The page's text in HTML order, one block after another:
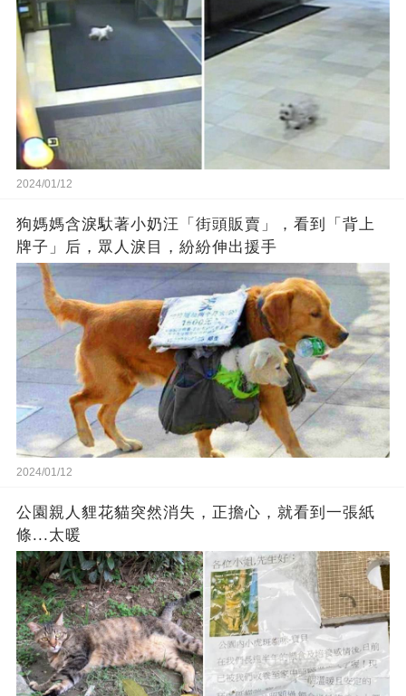
2024/01/12
狗媽媽含淚馱著小奶汪「街頭販賣」，看到「背上
牌子」后，眾人淚目，紛紛伸出援手
2024/01/12
公園親人貍花貓突然消失，正擔心，就看到一張紙
條...太暖